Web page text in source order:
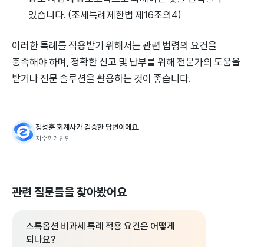
있습니다. (조세특례제한법 제16조의4)
이러한 특례를 적용받기 위해서는 관련 법령의 요건을
충족해야 하며, 정확한 신고 및 납부를 위해 전문가의 도움을
받거나 전문 솔루션을 활용하는 것이 좋습니다.
정성훈 회계사가 검증한 답변이에요.
지수회계법인
관련 질문들을 찾아봤어요
스톡옵션 비과세 특례 적용 요건은 어떻게
되나요?